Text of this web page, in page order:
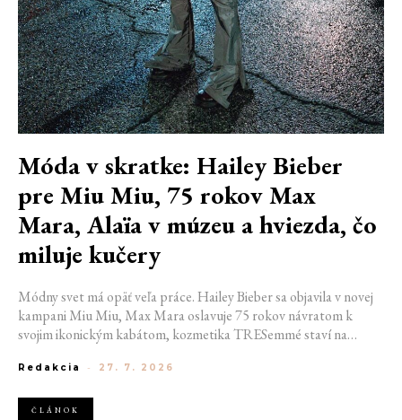
Móda v skratke: Hailey Bieber
pre Miu Miu, 75 rokov Max
Mara, Alaïa v múzeu a hviezda, čo
miluje kučery
Módny svet má opäť veľa práce. Hailey Bieber sa objavila v novej
kampani Miu Miu, Max Mara oslavuje 75 rokov návratom k
svojim ikonickým kabátom, kozmetika TRESemmé staví na
a v San Franciscu pripravujú prvú veľkú americkú retrospektívu
Redakcia - 27. 7. 2026
ČLÁNOK